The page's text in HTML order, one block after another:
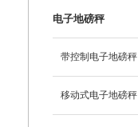
电子地磅秤
带控制电子地磅秤
移动式电子地磅秤